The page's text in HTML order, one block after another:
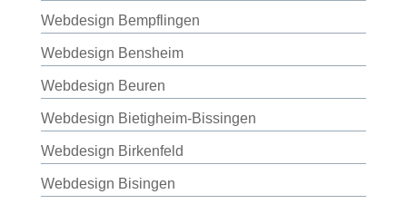
Webdesign Bempflingen
Webdesign Bensheim
Webdesign Beuren
Webdesign Bietigheim-Bissingen
Webdesign Birkenfeld
Webdesign Bisingen